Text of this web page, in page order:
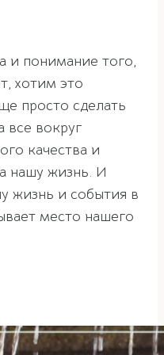
и понимание того,
хотим это
просто сделать
все вокруг
качества и
нашу жизнь. И
жизнь и события в
место нашего